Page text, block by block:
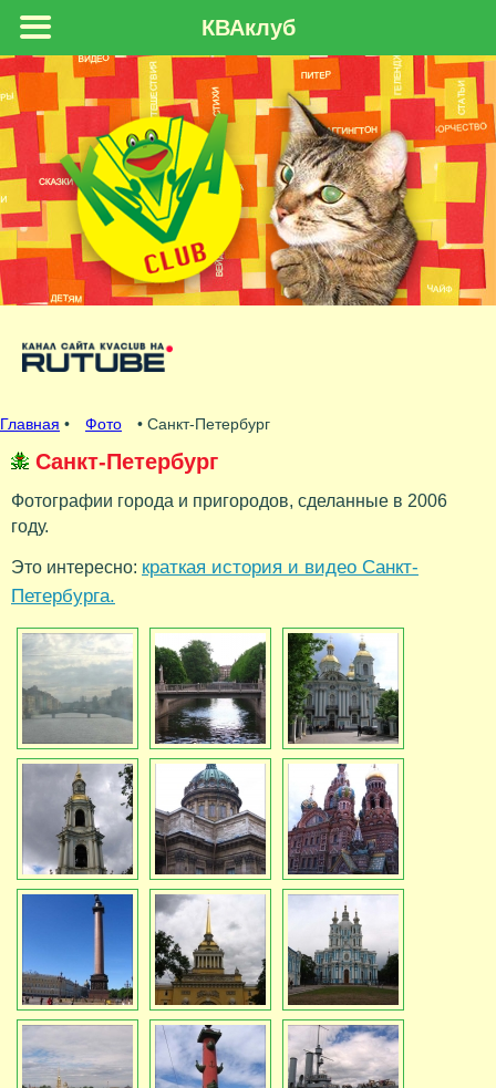
Главная • Фото • Санкт-Петербург
Санкт-Петербург
Фотографии города и пригородов, сделанные в 2006
году.
Это интересно: краткая история и видео Санкт-
Петербурга.
КВАклуб